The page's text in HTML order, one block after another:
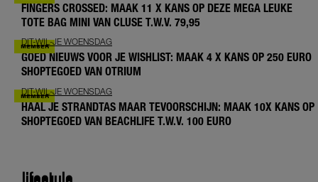
FINGERS CROSSED: MAAK 11 X KANS OP DEZE MEGA LEUKE
TOTE BAG MINI VAN CLUSE T.W.V. 79,95
DIT-WIL-JE WOENSDAG
GOED NIEUWS VOOR JE WISHLIST: MAAK 4 X KANS OP 250 EURO
SHOPTEGOED VAN OTRIUM
DIT-WIL-JE WOENSDAG
HAAL JE STRANDTAS MAAR TEVOORSCHIJN: MAAK 10X KANS OP
SHOPTEGOED VAN BEACHLIFE T.W.V. 100 EURO